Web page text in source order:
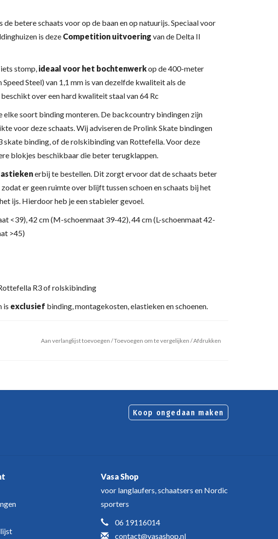
betere schaats voor op de baan en op natuurijs. Speciaal voor
is deze Competition uitvoering van de Delta II
stomp,ideaal voor het bochtenwerkop de 400-meter
Speed Steel) van 1,1 mm is van dezelfde kwaliteit als de
over een hard kwaliteit staal van 64 Rc
elke soort binding monteren. De backcountry bindingen zijn
voor deze schaats. Wij adviseren de Prolink Skate bindingen
skate binding, of de rolskibinding van Rottefella. Voor deze
blokjes beschikbaar die beter terugklappen.
erbij te bestellen. Dit zorgt ervoor dat de schaats beter
er geen ruimte over blijft tussen schoen en schaats bij het
ijs. Hierdoor heb je een stabieler gevoel.
<39), 42 cm (M-schoenmaat 39-42), 44 cm (L-schoenmaat 42-
>45)
R3 of rolskibinding
is exclusief binding, montagekosten, elastieken en schoenen.
Aan verlanglijst toevoegen /Toevoegen om te vergelijken /Afdrukken
Koop ongedaan maken
Vasa Shop
voor langlaufers, schaatsers en Nordic
sporters
06 19116014
contact@vasashop.nl